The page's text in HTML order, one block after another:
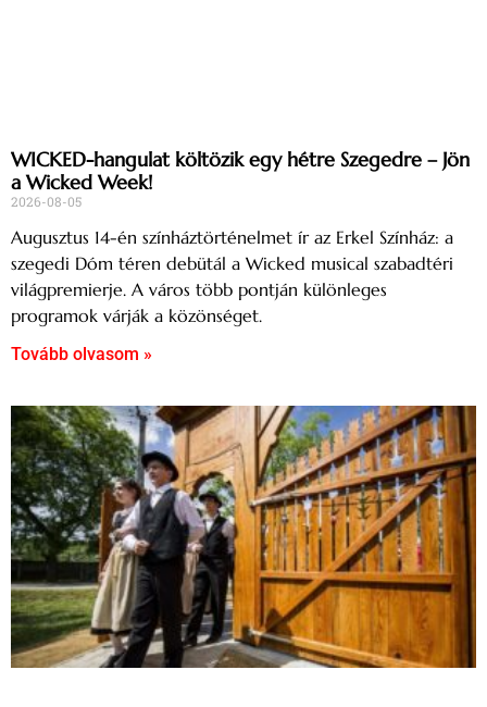
WICKED-hangulat költözik egy hétre Szegedre – Jön
a Wicked Week!
2026-08-05
Augusztus 14-én színháztörténelmet ír az Erkel Színház: a
szegedi Dóm téren debütál a Wicked musical szabadtéri
világpremierje. A város több pontján különleges
programok várják a közönséget.
Tovább olvasom »